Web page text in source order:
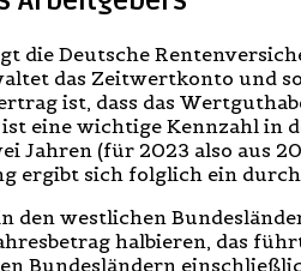
die Deutsche
das Zeitwertkonto und
ist, dass das
eine wichtige Kennzahl in
(für 2023 also aus
ergibt sich folglich ein
den westlichen
halbieren, das
Bundesländern